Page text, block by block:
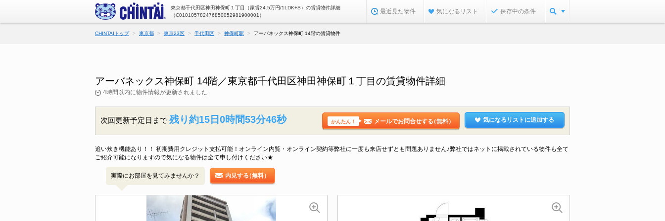
東京都千代田区神田神保町１丁目（家賃24.5万円/1LDK+S）の賃貸物件詳細
（C010105782476850052981900001）
最近見た物件 気になるリスト 保存中の条件
CHINTAIトップ 東京都 東京23区 千代田区 神保町駅 アーバネックス神保町 14階の賃貸物件
アーバネックス神保町 14階／東京都千代田区神田神保町１丁目の賃貸物件詳細
4時間以内に物件情報が更新されました
次回更新予定日まで 残り約15日0時間53分45秒 かんたん！ メールでお問合せする（無料） 気になるリストに追加する
追い炊き機能あり！！ 初期費用クレジット支払可能！オンライン内覧・オンライン契約等弊社に一度も来店せずとも問題ありません♪弊社ではネットに掲載されている物件も全て
ご紹介可能になりますので気になる物件は全て申し付けください★
実際にお部屋を見てみませんか？ 内見する（無料）